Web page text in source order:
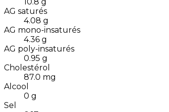
AG saturés
4.08 g
AG mono-insaturés
4.36 g
AG poly-insaturés
0.95 g
Cholestérol
87.0 mg
Alcool
0 g
Sel